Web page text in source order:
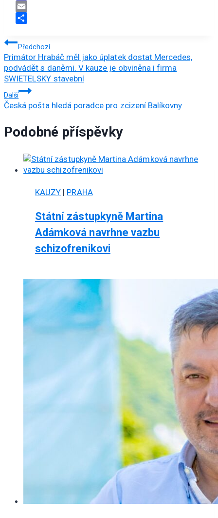
Mastodon
Email
Navigace
pro
příspěvek
Předchozí
Primátor Hrabáč měl jako úplatek dostat Mercedes,
podvádět s daněmi. V kauze je obviněna i firma
SWIETELSKY stavební
Další
Česká pošta hledá poradce pro zcizení Balíkovny
Podobné příspěvky
KAUZY | PRAHA
Státní zástupkyně Martina
Adámková navrhne vazbu
schizofrenikovi